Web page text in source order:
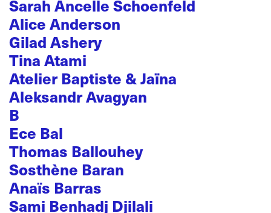
Sarah Ancelle Schoenfeld
Alice Anderson
Gilad Ashery
Tina Atami
Atelier Baptiste & Jaïna
Aleksandr Avagyan
B
Ece Bal
Thomas Ballouhey
Sosthène Baran
Anaïs Barras
Sami Benhadj Djilali